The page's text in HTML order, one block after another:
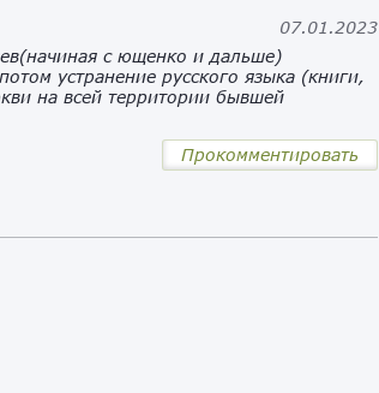
07.01.2023
с ющенко и дальше)
устранение русского языка (книги,
на всей территории бывшей
Прокомментировать